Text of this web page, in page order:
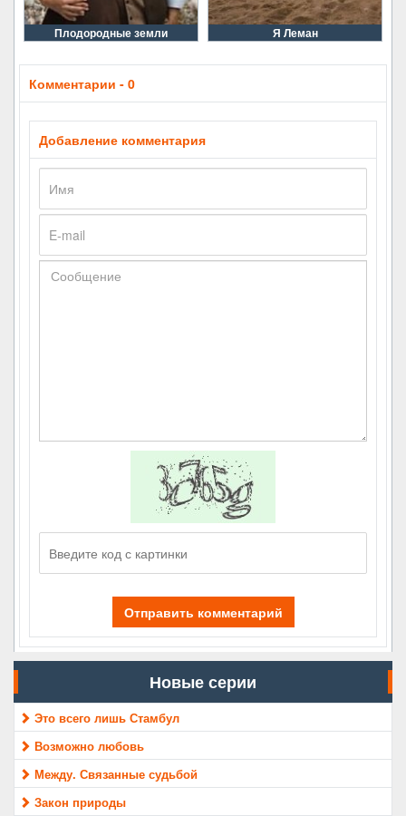
Плодородные земли Я Леман
Комментарии - 0
Добавление комментария
Отправить комментарий
Новые серии
Это всего лишь Стамбул
Возможно любовь
Между. Связанные судьбой
Закон природы